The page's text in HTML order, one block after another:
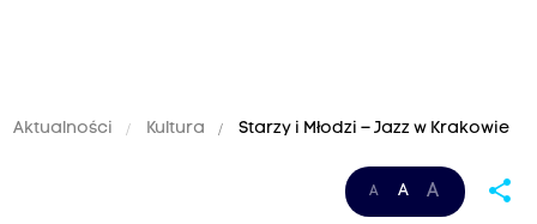
Aktualności Kultura Starzy i Młodzi – Jazz w Krakowie
A A A share